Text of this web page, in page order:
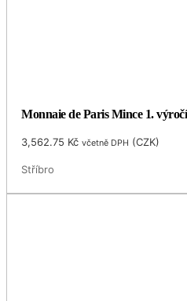
Monnaie de Paris Mince 1.
3,562.75 Kč včetně DPH (CZK)
Stříbro